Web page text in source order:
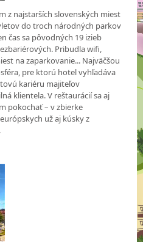
z najstarších slovenských miest
do troch národných parkov
čas sa pôvodných 19 izieb
Pribudla wifi,
na zaparkovanie... Najväčšou
pre ktorú hotel vyhľadáva
kariéru majiteľov
klientela. V reštaurácií sa aj
pokochať – v zbierke
už aj kúsky z